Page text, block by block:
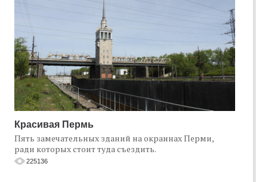
Красивая Пермь
Пять замечательных зданий на окраинах Перми,
ради которых стоит туда съездить.
225136